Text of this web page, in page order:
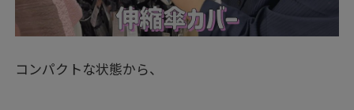
コンパクトな状態から、